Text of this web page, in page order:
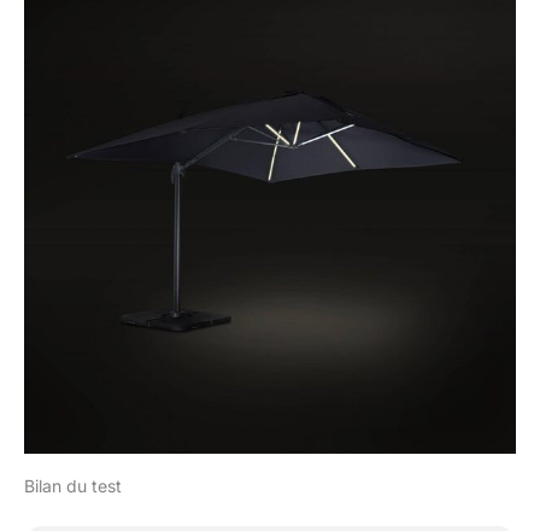
Bilan du test